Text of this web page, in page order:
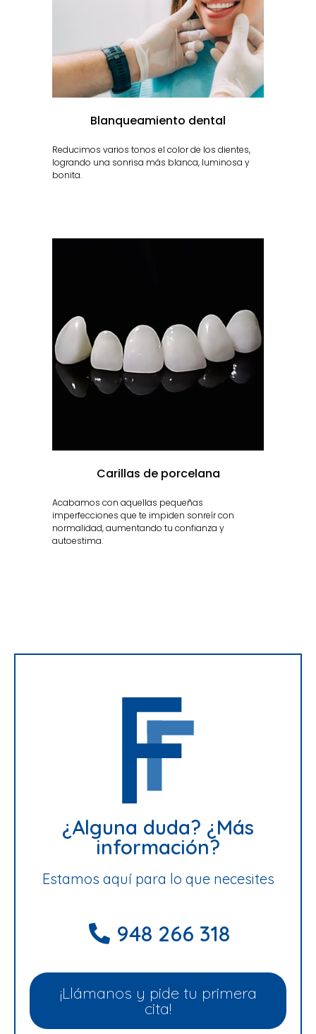
Blanqueamiento dental
Reducimos varios tonos el color de los dientes,
logrando una sonrisa más blanca, luminosa y
bonita.
Carillas de porcelana
Acabamos con aquellas pequeñas
imperfecciones que te impiden sonreír con
normalidad, aumentando tu confianza y
autoestima.
¿Alguna duda? ¿Más
información?
Estamos aquí para lo que necesites
948 266 318
¡Llámanos y pide tu primera
cita!